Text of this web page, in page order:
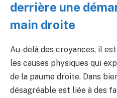
derrière une
main droite
Au-delà des croyances, il
les causes physiques qui
de la paume droite. Dans
désagréable est liée à des